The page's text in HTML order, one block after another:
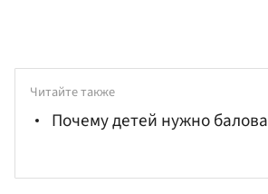
Читайте также
Почему детей нужно